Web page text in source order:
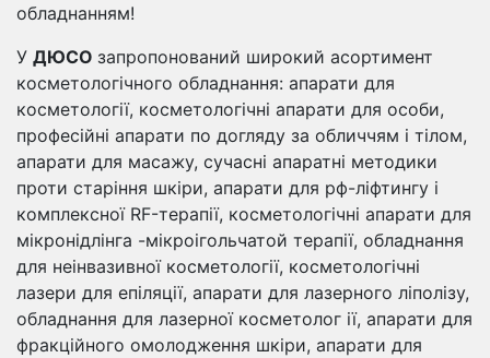
обладнанням!
У ДЮСО запропонований широкий асортимент
косметологічного обладнання: апарати для
косметології, косметологічні апарати для особи,
професійні апарати по догляду за обличчям і тілом,
апарати для масажу, сучасні апаратні методики
проти старіння шкіри, апарати для рф-ліфтингу і
комплексної RF-терапії, косметологічні апарати для
мікронідлінга -мікроігольчатой ​​терапії, обладнання
для неінвазивної косметології, косметологічні
лазери для епіляції, апарати для лазерного ліполізу,
обладнання для лазерної косметолог ії, апарати для
фракційного омолодження шкіри, апарати для